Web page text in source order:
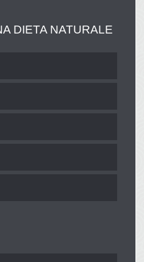
DIETA NATURALE